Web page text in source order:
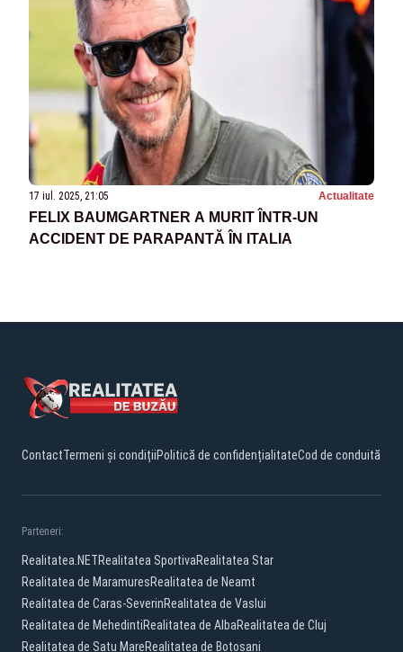
17 iul. 2025, 21:05 Actualitate
FELIX BAUMGARTNER A MURIT ÎNTR-UN
ACCIDENT DE PARAPANTĂ ÎN ITALIA
ContactTermeni și condițiiPolitică de confidențialitateCod de conduită
Parteneri:
Realitatea.NETRealitatea SportivaRealitatea Star
Realitatea de MaramuresRealitatea de Neamt
Realitatea de Caras-SeverinRealitatea de Vaslui
Realitatea de MehedintiRealitatea de AlbaRealitatea de Cluj
Realitatea de Satu MareRealitatea de Botosani